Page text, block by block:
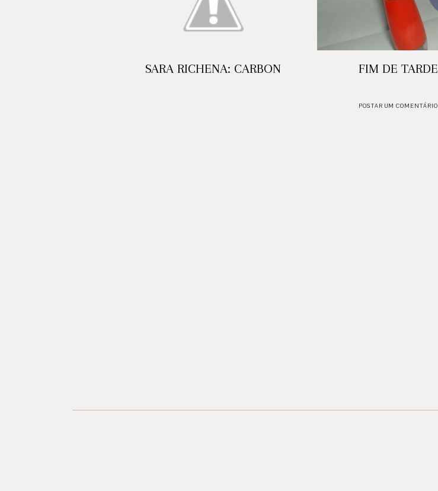
SARA RICHENA: CARBON FIM DE TARDE
POSTAR UM COMENTÁRIO